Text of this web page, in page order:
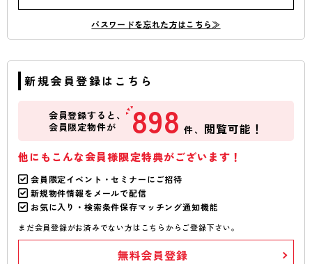
パスワードを忘れた方はこちら≫
新規会員登録はこちら
会員登録すると、
会員限定物件が
898 件、 閲覧可能！
他にもこんな会員様限定特典がございます！
会員限定イベント・セミナーにご招待
新規物件情報をメールで配信
お気に入り・検索条件保存マッチング通知機能
まだ会員登録がお済みでない方はこちらからご登録下さい。
無料会員登録